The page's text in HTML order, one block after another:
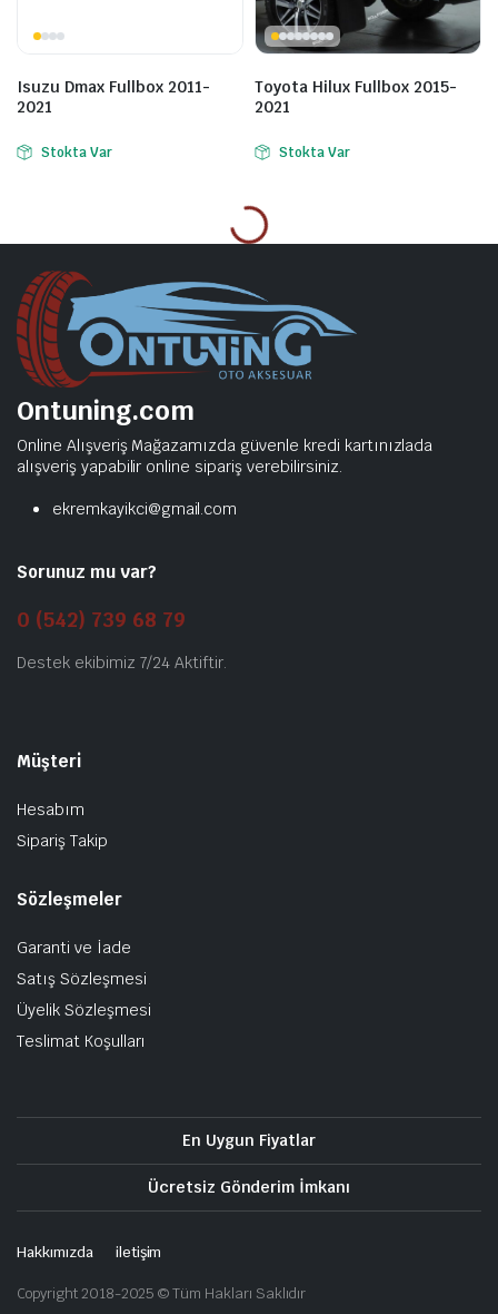
Isuzu Dmax Fullbox 2011-
2021
Stokta Var
Toyota Hilux Fullbox 2015-
2021
Stokta Var
Ontuning.com
Online Alışveriş Mağazamızda güvenle kredi kartınızlada
alışveriş yapabilir online sipariş verebilirsiniz.
ekremkayikci@gmail.com
Sorunuz mu var?
0 (542) 739 68 79
Destek ekibimiz 7/24 Aktiftir.
Müşteri
Hesabım
Sipariş Takip
Sözleşmeler
Garanti ve İade
Satış Sözleşmesi
Üyelik Sözleşmesi
Teslimat Koşulları
En Uygun Fiyatlar
Ücretsiz Gönderim İmkanı
Hakkımızda iletişim
Copyright 2018-2025 © Tüm Hakları Saklıdır